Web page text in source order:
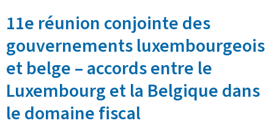
11e réunion conjointe des
gouvernements luxembourgeois
et belge – accords entre le
Luxembourg et la Belgique dans
le domaine fiscal